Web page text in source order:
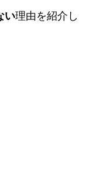
い理由を紹介し